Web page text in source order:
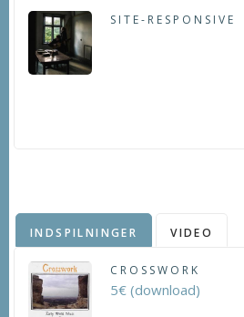
SITE-RESPONSIVE
INDSPILNINGER VIDEO
CROSSWORK
5€ (download)